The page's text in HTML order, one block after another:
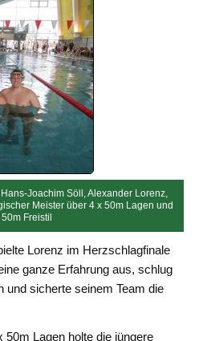
Joachim Söll, Alexander Lorenz,
Meister über 4 x 50m Lagen und
Freistil
Lorenz im Herzschlagfinale
ganze Erfahrung aus, schlug
und sicherte seinem Team die
50m Lagen holte die jüngere